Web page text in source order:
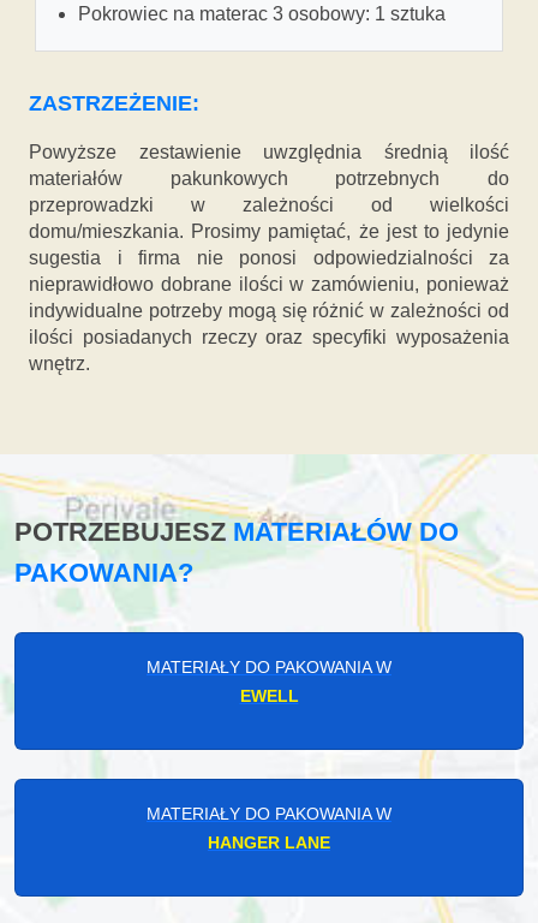
Pokrowiec na materac 3 osobowy: 1 sztuka
ZASTRZEŻENIE:
Powyższe zestawienie uwzględnia średnią ilość
materiałów pakunkowych potrzebnych do
przeprowadzki w zależności od wielkości
domu/mieszkania. Prosimy pamiętać, że jest to jedynie
sugestia i firma nie ponosi odpowiedzialności za
nieprawidłowo dobrane ilości w zamówieniu, ponieważ
indywidualne potrzeby mogą się różnić w zależności od
ilości posiadanych rzeczy oraz specyfiki wyposażenia
wnętrz.
POTRZEBUJESZMATERIAŁÓW DO
PAKOWANIA?
MATERIAŁY DO PAKOWANIA W
EWELL
MATERIAŁY DO PAKOWANIA W
HANGER LANE